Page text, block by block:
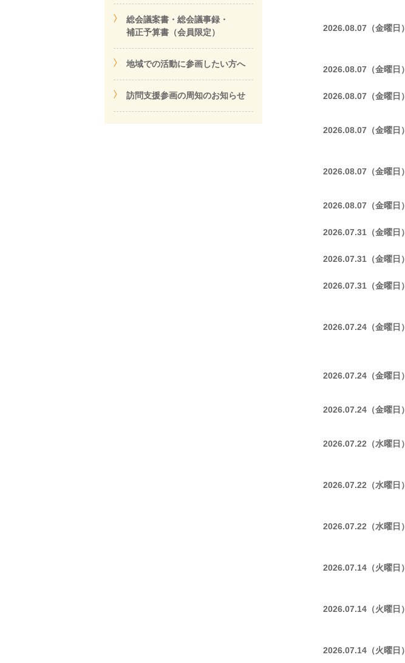
2026.08.07（金曜日）
2026.08.07（金曜日）
2026.08.07（金曜日）
2026.08.07（金曜日）
2026.08.07（金曜日）
2026.08.07（金曜日）
2026.07.31（金曜日）
2026.07.31（金曜日）
2026.07.31（金曜日）
2026.07.24（金曜日）
2026.07.24（金曜日）
2026.07.24（金曜日）
2026.07.22（水曜日）
2026.07.22（水曜日）
2026.07.22（水曜日）
2026.07.14（火曜日）
2026.07.14（火曜日）
2026.07.14（火曜日）
総会議案書・総会議事録・
補正予算書（会員限定）
地域での活動に参画したい方へ
訪問支援参画の周知のお知らせ